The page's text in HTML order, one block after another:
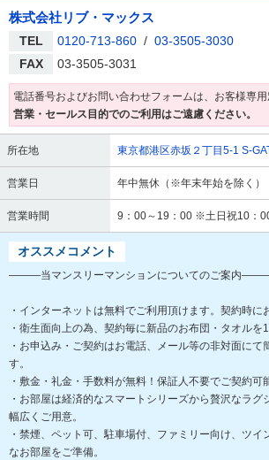
株式会社リブ・マックス
TEL 0120-713-860 / 03-3505-3030
FAX
03-3505-3031
電話番号およびお問い合わせフォームは、お客様専用
営業・セールス目的でのご利用はご遠慮ください。
所在地 東京都港区赤坂２丁目5-1 S-
営業日 年中無休（※年末年始を除く）
営業時間 9：00～19：00 ※土日祝10：
オススメコメント
―――当マンスリーマンションについてのご案内
・インターネットは無料でご利用頂けます。契約時に
・衛生面向上の為、契約毎に新品のお布団・タオルを1
・お申込み・ご契約はお電話、メール等の非対面にて
す。
・敷金・礼金・手数料が無料！保証人不要でご契約可
・お部屋は経済的なスマートシリーズから贅沢なラグ
幅広くご用意。
・禁煙、ペット可、駐車場付、ファミリー向け、ツイ
なお部屋をご準備。